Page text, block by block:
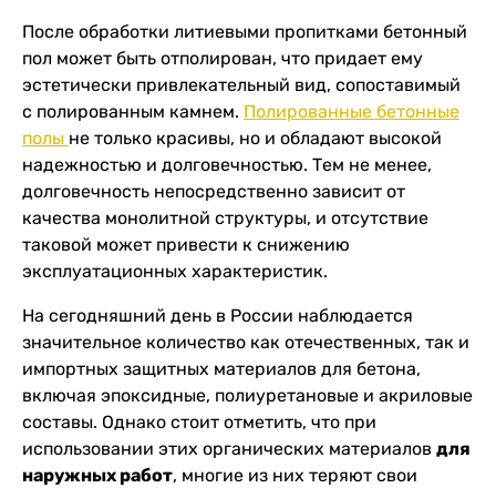
После обработки литиевыми пропитками бетонный
пол может быть отполирован, что придает ему
эстетически привлекательный вид, сопоставимый
с полированным камнем. Полированные бетонные
полы не только красивы, но и обладают высокой
надежностью и долговечностью. Тем не менее,
долговечность непосредственно зависит от
качества монолитной структуры, и отсутствие
таковой может привести к снижению
эксплуатационных характеристик.
На сегодняшний день в России наблюдается
значительное количество как отечественных, так и
импортных защитных материалов для бетона,
включая эпоксидные, полиуретановые и акриловые
составы. Однако стоит отметить, что при
использовании этих органических материалов для
наружных работ, многие из них теряют свои